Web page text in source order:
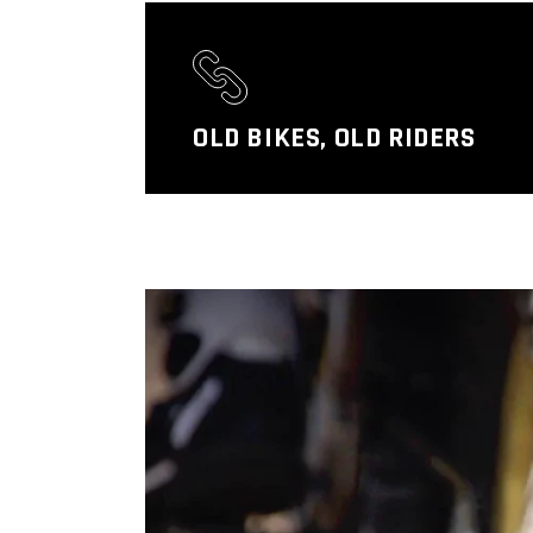
OLD BIKES, OLD RIDERS